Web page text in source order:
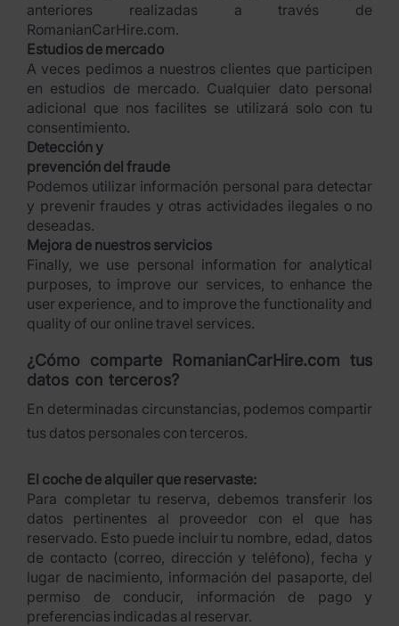
anteriores realizadas a través de
RomanianCarHire.com.
Estudios de mercado
A veces pedimos a nuestros clientes que participen
en estudios de mercado. Cualquier dato personal
adicional que nos facilites se utilizará solo con tu
consentimiento.
Detección y
prevención del fraude
Podemos utilizar información personal para detectar
y prevenir fraudes y otras actividades ilegales o no
deseadas.
Mejora de nuestros servicios
Finally, we use personal information for analytical
purposes, to improve our services, to enhance the
user experience, and to improve the functionality and
quality of our online travel services.
¿Cómo comparte RomanianCarHire.com tus
datos con terceros?
En determinadas circunstancias, podemos compartir
tus datos personales con terceros.
El coche de alquiler que reservaste:
Para completar tu reserva, debemos transferir los
datos pertinentes al proveedor con el que has
reservado. Esto puede incluir tu nombre, edad, datos
de contacto (correo, dirección y teléfono), fecha y
lugar de nacimiento, información del pasaporte, del
permiso de conducir, información de pago y
preferencias indicadas al reservar.